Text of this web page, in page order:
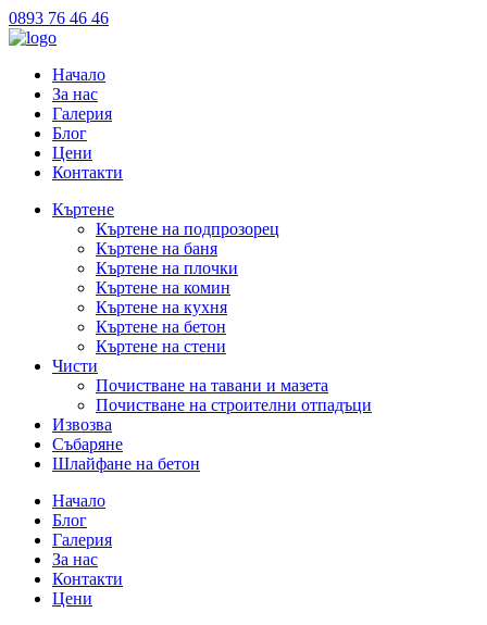
0893 76 46 46
Начало
За нас
Галерия
Блог
Цени
Контакти
Къртене
Къртене на подпрозорец
Къртене на баня
Къртене на плочки
Къртене на комин
Къртене на кухня
Къртене на бетон
Къртене на стени
Чисти
Почистване на тавани и мазета
Почистване на строителни отпадъци
Извозва
Събаряне
Шлайфане на бетон
Начало
Блог
Галерия
За нас
Контакти
Цени